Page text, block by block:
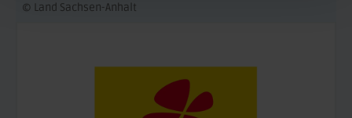
© Land Sachsen-Anhalt